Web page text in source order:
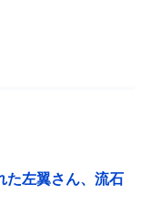
た左翼さん、流石